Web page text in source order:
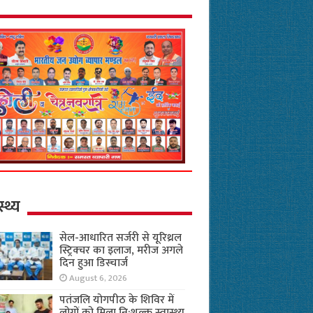
सेल-आधारित सर्जरी से यूरिथ्रल
स्ट्रिक्चर का इलाज, मरीज अगले
दिन हुआ डिस्चार्ज
August 6, 2026
पतंजलि योगपीठ के शिविर में